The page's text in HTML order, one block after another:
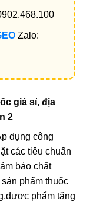
Zalo:
giá sỉ, địa
2
dụng công
các tiêu chuẩn
bảo chất
phẩm thuốc
phẩm tăng